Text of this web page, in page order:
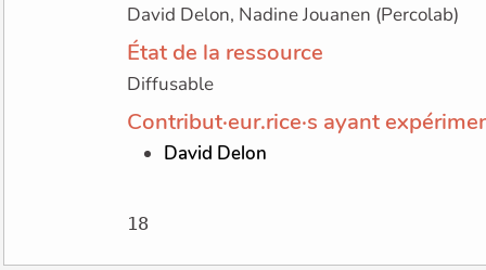
David Delon, Nadine Jouanen (Percolab)
État de la ressource
Diffusable
Contribut·eur.rice·s ayant
David Delon